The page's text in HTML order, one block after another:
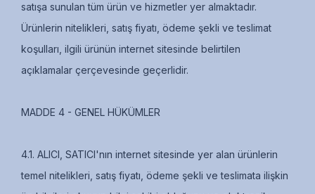
satışa sunulan tüm ürün ve hizmetler yer almaktadır.
Ürünlerin nitelikleri, satış fiyatı, ödeme şekli ve teslimat
koşulları, ilgili ürünün internet sitesinde belirtilen
açıklamalar çerçevesinde geçerlidir.
MADDE 4 - GENEL HÜKÜMLER
4.1. ALICI, SATICI'nın internet sitesinde yer alan ürünlerin
temel nitelikleri, satış fiyatı, ödeme şekli ve teslimata ilişkin